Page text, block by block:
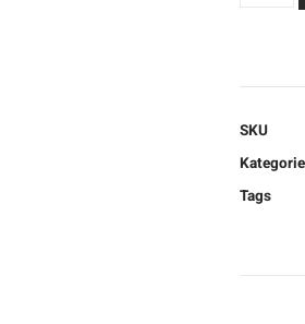
SKU
Tags